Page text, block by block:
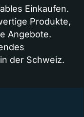
Einkaufen.
Produkte,
Angebote.
der Schweiz.